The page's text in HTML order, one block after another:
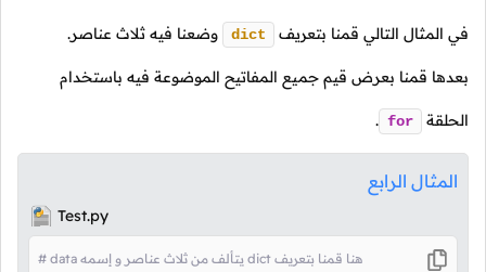
في المثال التالي قمنا بتعريف dict وضعنا فيه ثلاث عناصر.
بعدها قمنا بعرض قيم جميع المفاتيح الموضوعة فيه باستخدام
الحلقة for
.
المثال الرابع
Test.py
# data يتألف من ثلاث عناصر و إسمه dict هنا قمنا بتعريف